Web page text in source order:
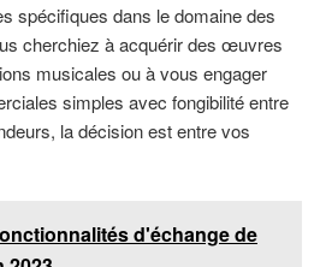
spécifiques dans le domaine des
cherchiez à acquérir des œuvres
musicales ou à vous engager
simples avec fongibilité entre
la décision est entre vos
d'échange de